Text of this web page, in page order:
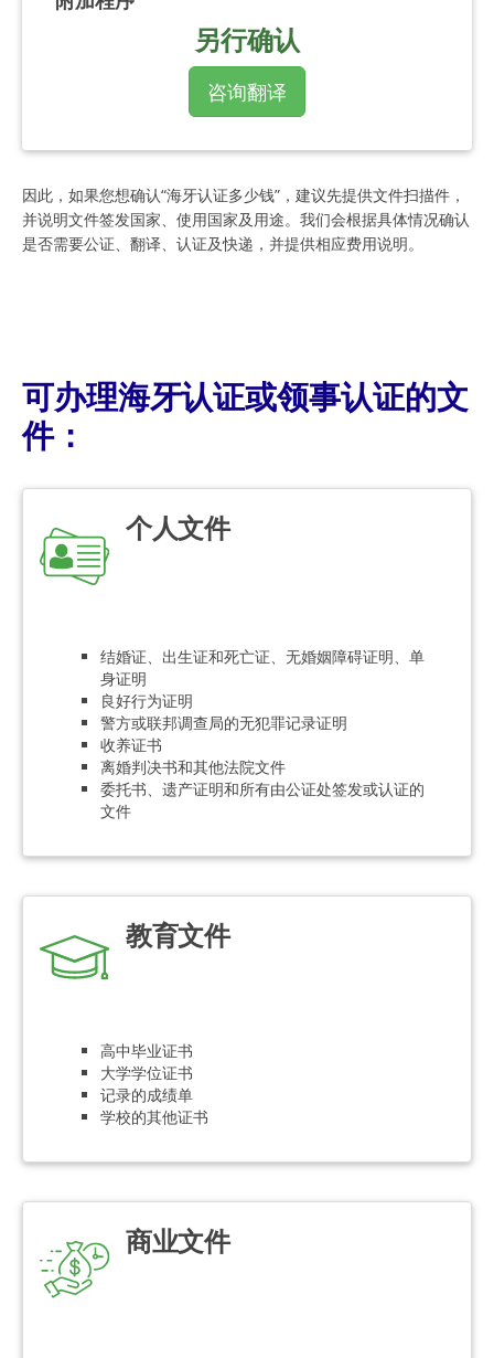
另行确认
咨询翻译
因此，如果您想确认“海牙认证多少钱”，建议先提供文件扫描件，
并说明文件签发国家、使用国家及用途。我们会根据具体情况确认
是否需要公证、翻译、认证及快递，并提供相应费用说明。
可办理海牙认证或领事认证的文
件：
个人文件
结婚证、出生证和死亡证、无婚姻障碍证明、单
身证明
良好行为证明
警方或联邦调查局的无犯罪记录证明
收养证书
离婚判决书和其他法院文件
委托书、遗产证明和所有由公证处签发或认证的
文件
教育文件
高中毕业证书
大学学位证书
记录的成绩单
学校的其他证书
商业文件